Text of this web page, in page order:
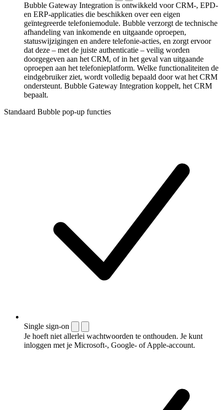
Bubble Gateway Integration is ontwikkeld voor CRM-, EPD-
en ERP-applicaties die beschikken over een eigen
geïntegreerde telefoniemodule. Bubble verzorgt de technische
afhandeling van inkomende en uitgaande oproepen,
statuswijzigingen en andere telefonie-acties, en zorgt ervoor
dat deze – met de juiste authenticatie – veilig worden
doorgegeven aan het CRM, of in het geval van uitgaande
oproepen aan het telefonieplatform. Welke functionaliteiten de
eindgebruiker ziet, wordt volledig bepaald door wat het CRM
ondersteunt. Bubble Gateway Integration koppelt, het CRM
bepaalt.
Standaard Bubble pop-up functies
Single sign-on
Je hoeft niet allerlei wachtwoorden te onthouden. Je kunt
inloggen met je Microsoft-, Google- of Apple-account.